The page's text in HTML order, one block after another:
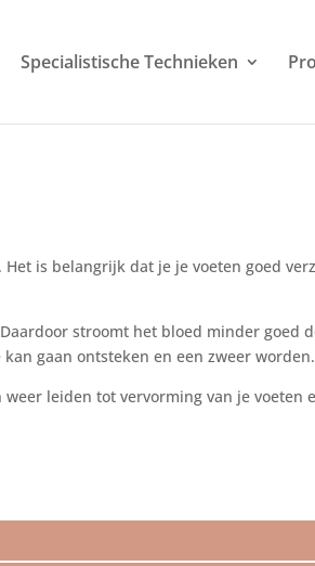
Specialistische Technieken
is belangrijk dat je je voeten goed
stroomt het bloed minder goed
gaan ontsteken en een zweer worden.
leiden tot vervorming van je voeten